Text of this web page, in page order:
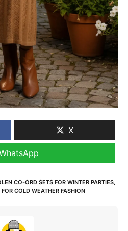
X
CO-ORD SETS FOR WINTER PARTIES
COLD WEATHER FASHION